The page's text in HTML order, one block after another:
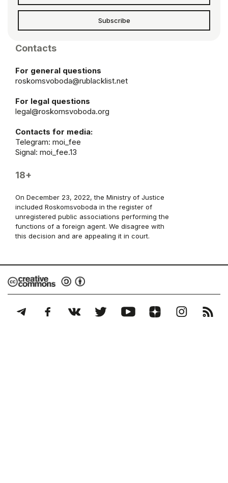
Subscribe
Contacts
For general questions
roskomsvoboda@rublacklist.net
For legal questions
legal@roskomsvoboda.org
Contacts for media:
Telegram: moi_fee
Signal: moi_fee.13
18+
On December 23, 2022, the Ministry of Justice
included Roskomsvoboda in the register of
unregistered public associations performing the
functions of a foreign agent. We disagree with
this decision and are appealing it in court.